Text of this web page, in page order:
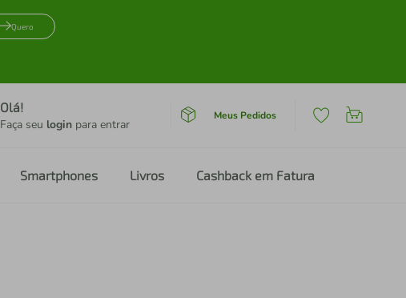
Quero
Olá!
Faça seu login para entrar
Meus Pedidos
Smartphones Livros Cashback em Fatura